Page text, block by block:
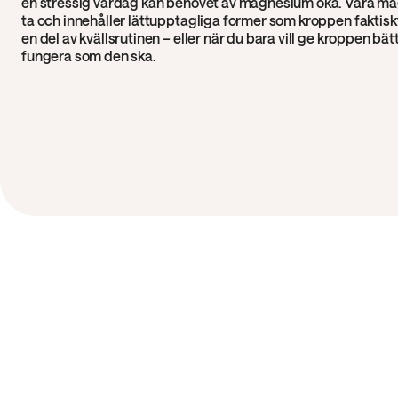
ta och innehåller lättupptagliga former som kroppen
en del av kvällsrutinen – eller när du bara vill ge kroppen
fungera som den ska.